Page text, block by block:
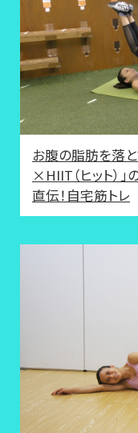
お腹の脂肪を落
×HIIT（ヒット）
直伝！自宅筋トレ